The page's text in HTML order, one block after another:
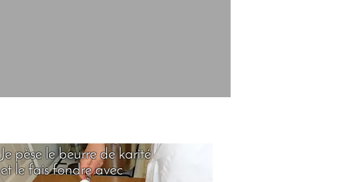
Je pèse le beurre de karité
et le fais fondre avec